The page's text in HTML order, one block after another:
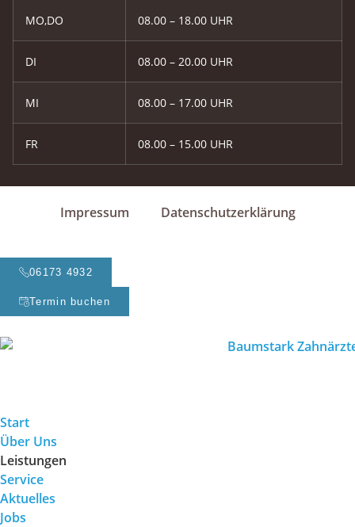
MO,DO 08.00 – 18.00 UHR
DI 08.00 – 20.00 UHR
MI 08.00 – 17.00 UHR
FR 08.00 – 15.00 UHR
Impressum Datenschutzerklärung
06173 4932
Termin buchen
Start
Über Uns
Leistungen
Service
Aktuelles
Jobs